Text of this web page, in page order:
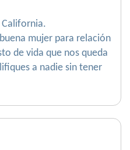
California.
mujer para relación
de vida que nos queda
a nadie sin tener